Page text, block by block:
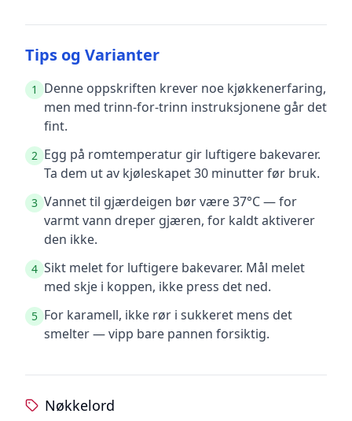
Tips og Varianter
1
Denne oppskriften krever noe kjøkkenerfaring,
men med trinn-for-trinn instruksjonene går det
fint.
2 Egg på romtemperatur gir luftigere bakevarer.
Ta dem ut av kjøleskapet 30 minutter før bruk.
3 Vannet til gjærdeigen bør være 37°C — for
varmt vann dreper gjæren, for kaldt aktiverer
den ikke.
4 Sikt melet for luftigere bakevarer. Mål melet
med skje i koppen, ikke press det ned.
5 For karamell, ikke rør i sukkeret mens det
smelter — vipp bare pannen forsiktig.
Nøkkelord